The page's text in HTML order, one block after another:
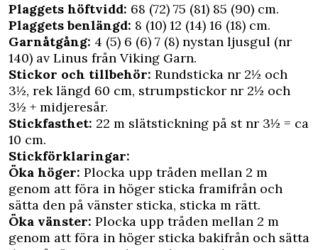
Plaggets höftvidd: 68 (72) 75 (81) 85 (90) cm.
Plaggets benlängd: 8 (10) 12 (14) 16 (18) cm.
Garnåtgång: 4 (5) 6 (6) 7 (8) nystan ljusgul (nr
140) av Linus från Viking Garn.
Stickor och tillbehör: Rund­sticka nr 2½ och
3½, rek längd 60 cm, strumpstickor nr 2½ och
3½ + midjeresår.
Stickfasthet: 22 m slätstickning på st nr 3½ = ca
10 cm.
Stickförklaringar:
Öka höger: Plocka upp tråden mellan 2 m
genom att föra in höger sticka framifrån och
sätta den på vänster sticka, sticka m rätt.
Öka vänster: Plocka upp tråden mellan 2 m
genom att föra in höger sticka bakifrån och sätta